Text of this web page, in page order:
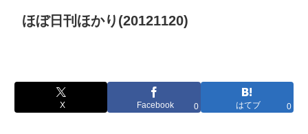
ほぼ日刊ほかり(20121120)
X Facebook 0 はてブ 0